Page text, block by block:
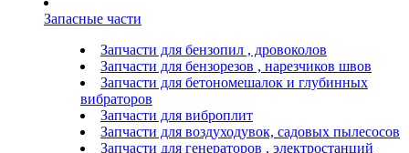
Запасные части
Запчасти для бензопил , дровоколов
Запчасти для бензорезов , нарезчиков швов
Запчасти для бетономешалок и глубинных
вибраторов
Запчасти для виброплит
Запчасти для воздуходувок, садовых пылесосов
Запчасти для генераторов , электростанций